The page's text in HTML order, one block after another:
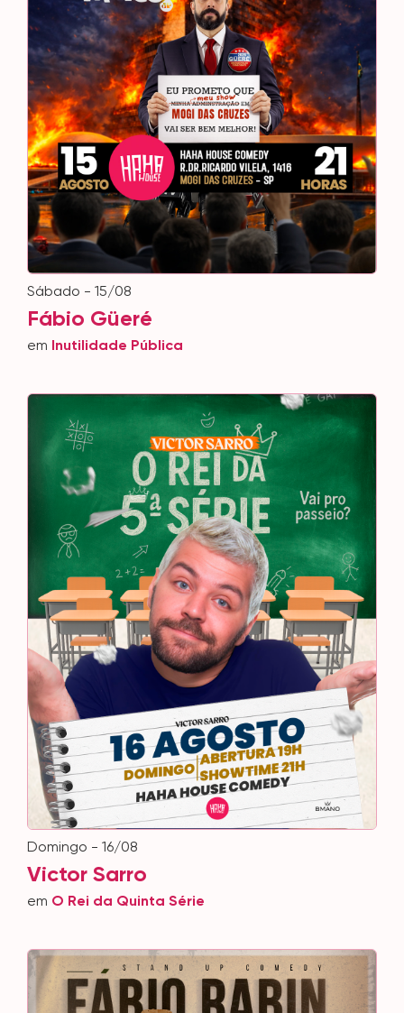
sábado - 15/08
Fábio Güeré
em Inutilidade Pública
domingo - 16/08
Victor Sarro
em O Rei da Quinta Série